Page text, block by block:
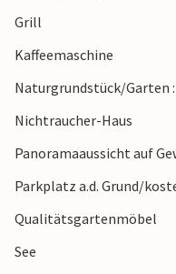
Grill
Kaffeemaschine
Naturgrundstück/Garten :
Nichtraucher-Haus
Panoramaaussicht auf
Parkplatz a.d. Grund/
Qualitätsgartenmöbel
See